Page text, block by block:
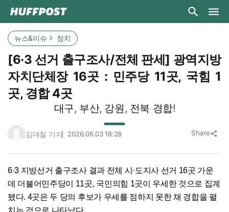
뉴스&이슈 정치
[6·3 선거 출구조사/전체 판세] 광역지방
자치단체장 16곳 : 민주당 11곳, 국힘 1
곳, 경합 4곳
대구, 부산, 강원, 전북 경합!
김대철 기자 2026.06.03 18:28 Share share
6·3 지방선거 출구조사 결과 전체 시·도지사 선거 16곳 가운
데 더불어민주당이 11곳, 국민의힘 1곳이 우세한 것으로 집계
됐다. 4곳은 두 당의 후보가 우세를 점하지 못한 채 경합을 펼
치는 것으로 나타났다.